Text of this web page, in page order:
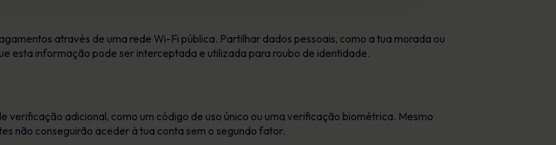
através de uma rede Wi-Fi pública. Partilhar dados pessoais, como a tua morada ou
esta informação pode ser interceptada e utilizada para roubo de identidade.
verificação adicional, como um código de uso único ou uma verificação biométrica. Mesmo
não conseguirão aceder à tua conta sem o segundo fator.